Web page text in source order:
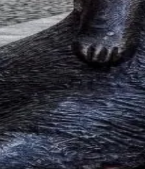
的海归交友社区，汇聚